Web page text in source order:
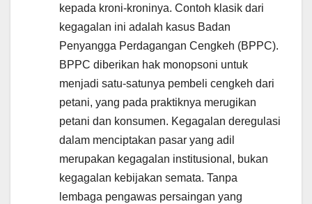
kepada kroni-kroninya. Contoh klasik dari
kegagalan ini adalah kasus Badan
Penyangga Perdagangan Cengkeh (BPPC).
BPPC diberikan hak monopsoni untuk
menjadi satu-satunya pembeli cengkeh dari
petani, yang pada praktiknya merugikan
petani dan konsumen. Kegagalan deregulasi
dalam menciptakan pasar yang adil
merupakan kegagalan institusional, bukan
kegagalan kebijakan semata. Tanpa
lembaga pengawas persaingan yang